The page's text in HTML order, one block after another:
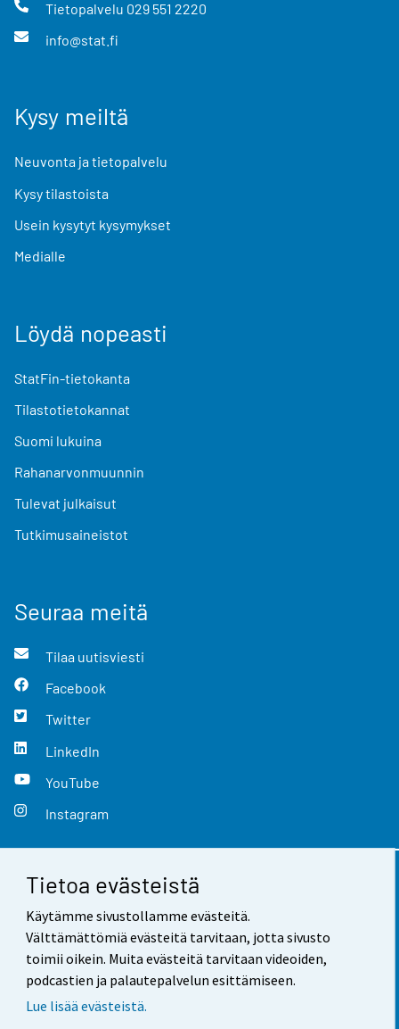
Tietoa evästeistä
Käytämme sivustollamme evästeitä.
Välttämättömiä evästeitä tarvitaan, jotta sivusto
toimii oikein. Muita evästeitä tarvitaan videoiden,
podcastien ja palautepalvelun esittämiseen.
Lue lisää evästeistä.
Tietopalvelu 029 551 2220
info@stat.fi
Kysy meiltä
Neuvonta ja tietopalvelu
Kysy tilastoista
Usein kysytyt kysymykset
Medialle
Löydä nopeasti
StatFin-tietokanta
Tilastotietokannat
Suomi lukuina
Rahanarvonmuunnin
Tulevat julkaisut
Tutkimusaineistot
Seuraa meitä
Tilaa uutisviesti
Facebook
Twitter
LinkedIn
YouTube
Instagram
Yhteystiedot
Palaute
Käyttöehdot